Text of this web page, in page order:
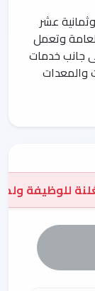
عشر
وتعمل
جانب خدمات
والمعدات
للوظيفة